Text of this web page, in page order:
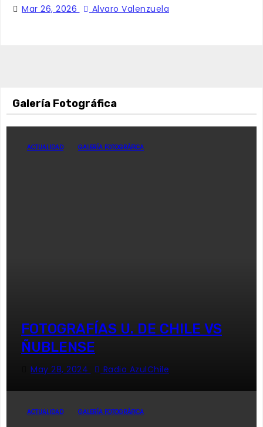
Mar 26, 2026 Alvaro Valenzuela
Galería Fotográfica
ACTUALIDAD GALERÍA FOTOGRÁFICA
FOTOGRAFÍAS U. DE CHILE VS
ÑUBLENSE
May 28, 2024 Radio AzulChile
ACTUALIDAD GALERÍA FOTOGRÁFICA